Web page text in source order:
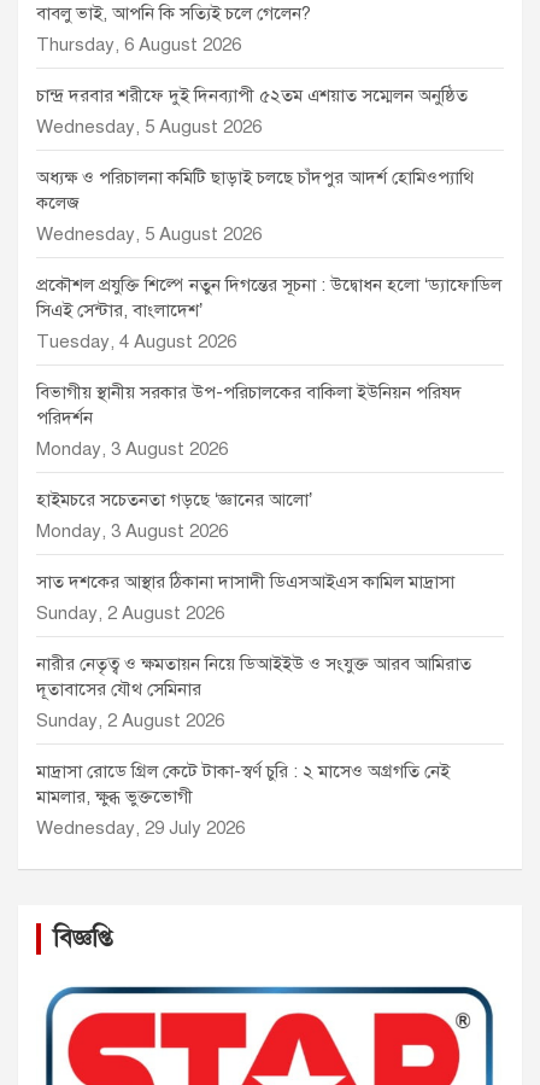
বাবলু ভাই, আপনি কি সত্যিই চলে গেলেন?
Thursday, 6 August 2026
চান্দ্র দরবার শরীফে দুই দিনব্যাপী ৫২তম এশয়াত সম্মেলন অনুষ্ঠিত
Wednesday, 5 August 2026
অধ্যক্ষ ও পরিচালনা কমিটি ছাড়াই চলছে চাঁদপুর আদর্শ হোমিওপ্যাথি
কলেজ
Wednesday, 5 August 2026
প্রকৌশল প্রযুক্তি শিল্পে নতুন দিগন্তের সূচনা : উদ্বোধন হলো ‘ড্যাফোডিল
সিএই সেন্টার, বাংলাদেশ’
Tuesday, 4 August 2026
বিভাগীয় স্থানীয় সরকার উপ-পরিচালকের বাকিলা ইউনিয়ন পরিষদ
পরিদর্শন
Monday, 3 August 2026
হাইমচরে সচেতনতা গড়ছে ‘জ্ঞানের আলো’
Monday, 3 August 2026
সাত দশকের আস্থার ঠিকানা দাসাদী ডিএসআইএস কামিল মাদ্রাসা
Sunday, 2 August 2026
নারীর নেতৃত্ব ও ক্ষমতায়ন নিয়ে ডিআইইউ ও সংযুক্ত আরব আমিরাত
দূতাবাসের যৌথ সেমিনার
Sunday, 2 August 2026
মাদ্রাসা রোডে গ্রিল কেটে টাকা-স্বর্ণ চুরি : ২ মাসেও অগ্রগতি নেই
মামলার, ক্ষুব্ধ ভুক্তভোগী
Wednesday, 29 July 2026
বিজ্ঞপ্তি